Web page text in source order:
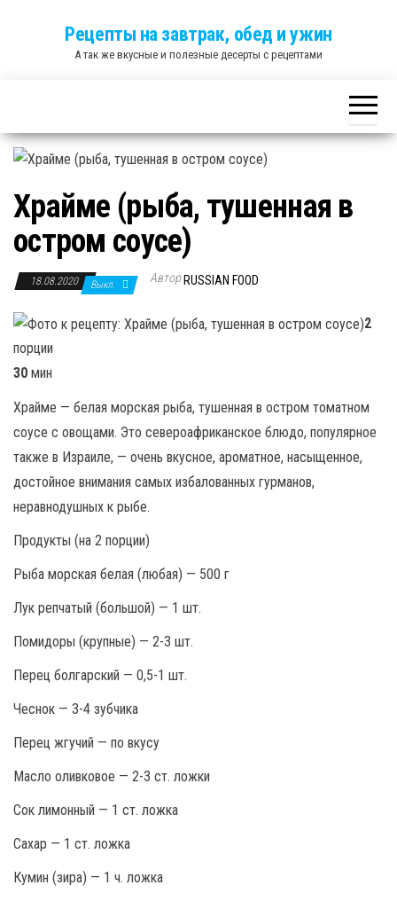
Рецепты на завтрак, обед и ужин
А так же вкусные и полезные десерты с рецептами
Храйме (рыба, тушенная в
остром соусе)
18.08.2020 Выкл. Автор RUSSIAN FOOD
2
порции
30 мин
Храйме — белая морская рыба, тушенная в остром томатном
соусе с овощами. Это североафриканское блюдо, популярное
также в Израиле, — очень вкусное, ароматное, насыщенное,
достойное внимания самых избалованных гурманов,
неравнодушных к рыбе.
Продукты (на 2 порции)
Рыба морская белая (любая) — 500 г
Лук репчатый (большой) — 1 шт.
Помидоры (крупные) — 2-3 шт.
Перец болгарский — 0,5-1 шт.
Чеснок — 3-4 зубчика
Перец жгучий — по вкусу
Масло оливковое — 2-3 ст. ложки
Сок лимонный — 1 ст. ложка
Сахар — 1 ст. ложка
Кумин (зира) — 1 ч. ложка